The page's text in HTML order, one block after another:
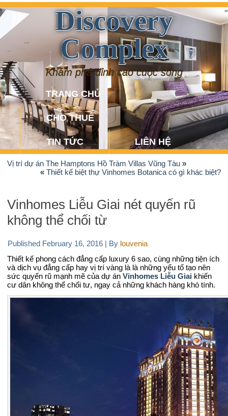
Discovery
Complex
Khám phá đỉnh cao cuộc sống
TRANG CHỦ
CHO THUÊ
TIN TỨC LIÊN HỆ
Vị trí dự án The Hamptons Hồ Tràm Villas Vũng Tàu »
« Thiết kế biệt thự Vinhomes Botanica có gì khác biệt?
Vinhomes Liễu Giai nét quyến rũ
không thể chối từ
Published February 16, 2016 | By louvenia
Thiết kế phong cách đẳng cấp luxury 6 sao, cùng những tiện ích
và dịch vụ đẳng cấp hay vị trí vàng là là những yếu tố tạo nên
sức quyến rũ mạnh mẽ của dự án Vinhomes Liễu Giai khiến
cư dân không thể chối tư, ngay cả những khách hàng khó tính.